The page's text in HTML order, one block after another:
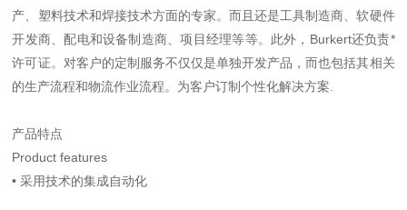
产、塑料技术和焊接技术方面的专家。而且还是工具制造商、软硬件
开发商、配电和设备制造商、项目经理等等。此外，Burkert还负责*
许可证。对客户的定制服务不仅仅是单独开发产品，而也包括其相关
的生产流程和物流作业流程。为客户订制个性化解决方案.
产品特点
Product features
•采用技术的集成自动化